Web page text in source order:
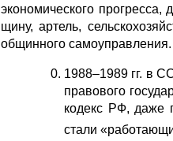
экономического
щину, артель,
общинного самоуправления.
1988–1989 гг. в
правового
кодекс РФ, даже
стали